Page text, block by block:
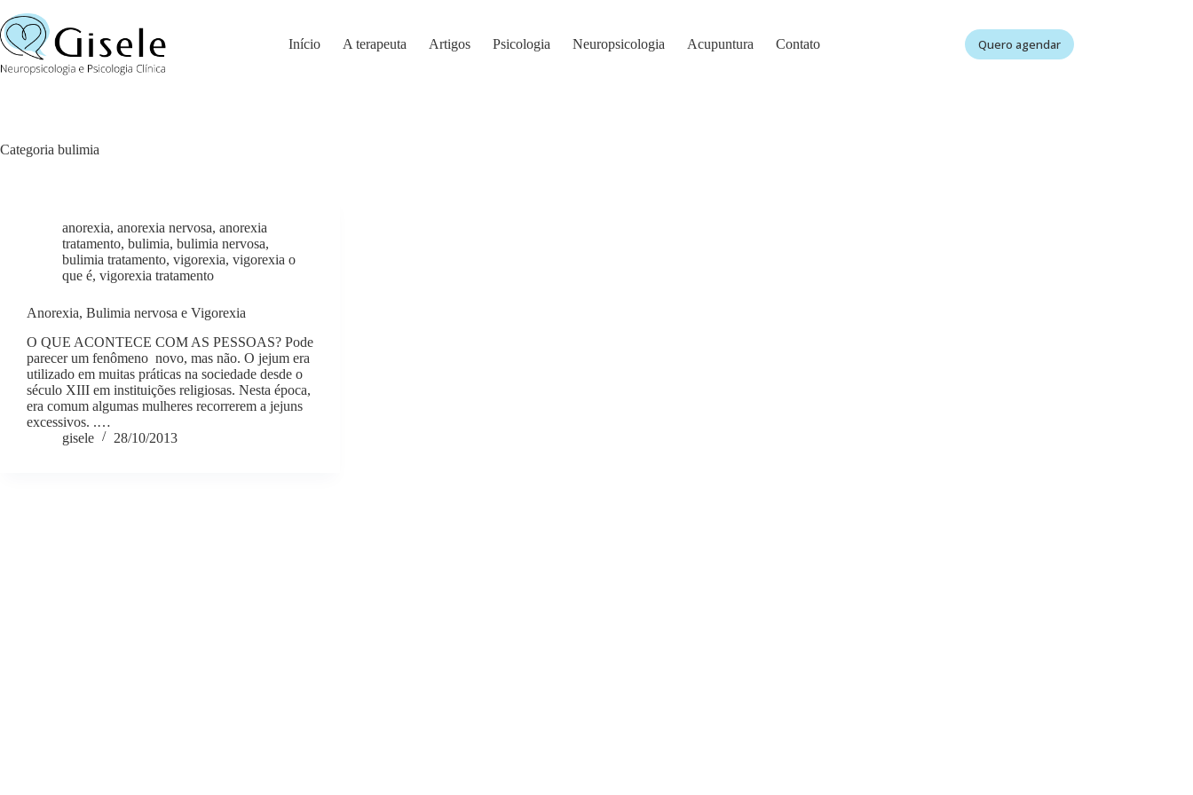
para
o
conteúdo
Início A terapeuta Artigos Psicologia Neuropsicologia Acupuntura Contato Quero agendar
Categoria bulimia
anorexia, anorexia nervosa, anorexia
tratamento, bulimia, bulimia nervosa,
bulimia tratamento, vigorexia, vigorexia o
que é, vigorexia tratamento
Anorexia, Bulimia nervosa e Vigorexia
O QUE ACONTECE COM AS PESSOAS? Pode
parecer um fenômeno novo, mas não. O jejum era
utilizado em muitas práticas na sociedade desde o
século XIII em instituições religiosas. Nesta época,
era comum algumas mulheres recorrerem a jejuns
excessivos. .…
gisele
28/10/2013